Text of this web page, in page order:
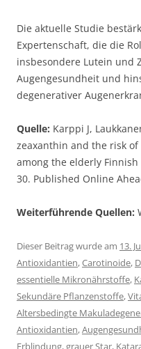
Die aktuelle Studie
Expertenschaft, die die
insbesondere Lutein und
Augengesundheit und
degenerativer
Quelle: Karppi J,
zeaxanthin and the risk
among the elderly
30. Published Online
Weiterführende Quellen:
Dieser Beitrag wurde am 13.
Antioxidantien,Carotinoide,
essentielle Mikronährstoffe,
Sekundäre Pflanzenstoffe,
Altersbedingte
Antioxidantien,